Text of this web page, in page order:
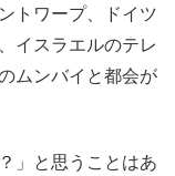
トワープ、ドイツ
イスラエルのテレ
ムンバイと都会が
」と思うことはあ